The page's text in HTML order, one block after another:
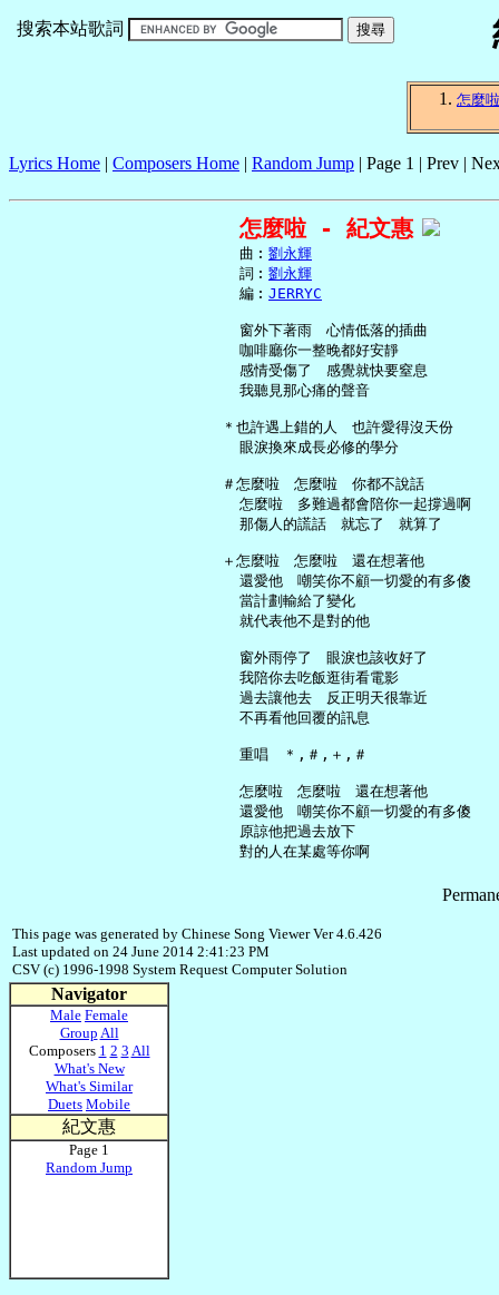
搜索本站歌詞
怎麼啦
Lyrics Home | Composers Home | Random Jump | Page 1 | Prev |
怎麼啦 - 紀文惠
     曲︰
劉永輝
     詞︰
劉永輝
     編︰
JERRYC
     窗外下著雨　心情低落的插曲
     咖啡廳你一整晚都好安靜
     感情受傷了　感覺就快要窒息
     我聽見那心痛的聲音
   ＊也許遇上錯的人　也許愛得沒天份
     眼淚換來成長必修的學分
   ＃怎麼啦　怎麼啦　你都不說話
     怎麼啦　多難過都會陪你一起撐過啊
     那傷人的謊話　就忘了　就算了
   ＋怎麼啦　怎麼啦　還在想著他
     還愛他　嘲笑你不顧一切愛的有多傻
     當計劃輸給了變化
     就代表他不是對的他
     窗外雨停了　眼淚也該收好了
     我陪你去吃飯逛街看電影
     過去讓他去　反正明天很靠近
     不再看他回覆的訊息
     重唱　＊,＃,＋,＃
     怎麼啦　怎麼啦　還在想著他
     還愛他　嘲笑你不顧一切愛的有多傻
     原諒他把過去放下
This page was generated by Chinese Song Viewer Ver 4.6.426
Last updated on 24 June 2014 2:41:23 PM
CSV (c) 1996-1998 System Request Computer Solution
Navigator
Male Female
Group All
Composers 1 2 3 All
What's New
What's Similar
Duets Mobile
紀文惠
Page 1
Random Jump